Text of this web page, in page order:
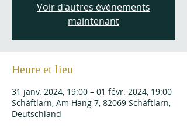
Voir d'autres événements
maintenant
Heure et lieu
31 janv. 2024, 19:00 – 01 févr. 2024, 19:00
Schäftlarn, Am Hang 7, 82069 Schäftlarn,
Deutschland